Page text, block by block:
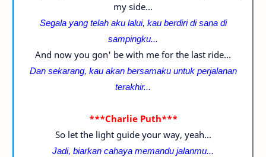
my side...
Segala yang telah aku lalui, kau berdiri di sana di
sampingku...
And now you gon' be with me for the last ride...
Dan sekarang, kau akan bersamaku untuk perjalanan
terakhir...
***Charlie Puth***
So let the light guide your way, yeah...
Jadi, biarkan cahaya memandu jalanmu...